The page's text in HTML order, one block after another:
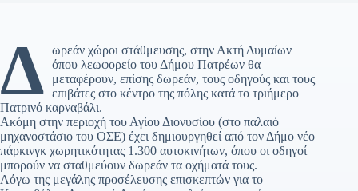
Δ ωρεάν χώροι στάθμευσης, στην Ακτή Δυμαίων
όπου λεωφορείο του Δήμου Πατρέων θα
μεταφέρουν, επίσης δωρεάν, τους οδηγούς και τους
επιβάτες στο κέντρο της πόλης κατά το τριήμερο
Πατρινό καρναβάλι.
Ακόμη στην περιοχή του Αγίου Διονυσίου (στο παλαιό
μηχανοστάσιο του ΟΣΕ) έχει δημιουργηθεί από τον Δήμο νέο
πάρκινγκ χωρητικότητας 1.300 αυτοκινήτων, όπου οι οδηγοί
μπορούν να σταθμεύουν δωρεάν τα οχήματά τους.
Λόγω της μεγάλης προσέλευσης επισκεπτών για το